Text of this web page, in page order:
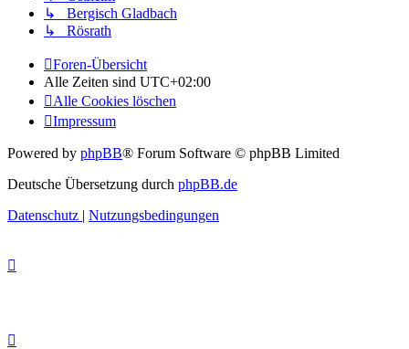
↳ Bergisch Gladbach
↳ Rösrath
Foren-Übersicht
Alle Zeiten sind UTC+02:00
Alle Cookies löschen
Impressum
Powered by phpBB® Forum Software © phpBB Limited
Deutsche Übersetzung durch phpBB.de
Datenschutz | Nutzungsbedingungen